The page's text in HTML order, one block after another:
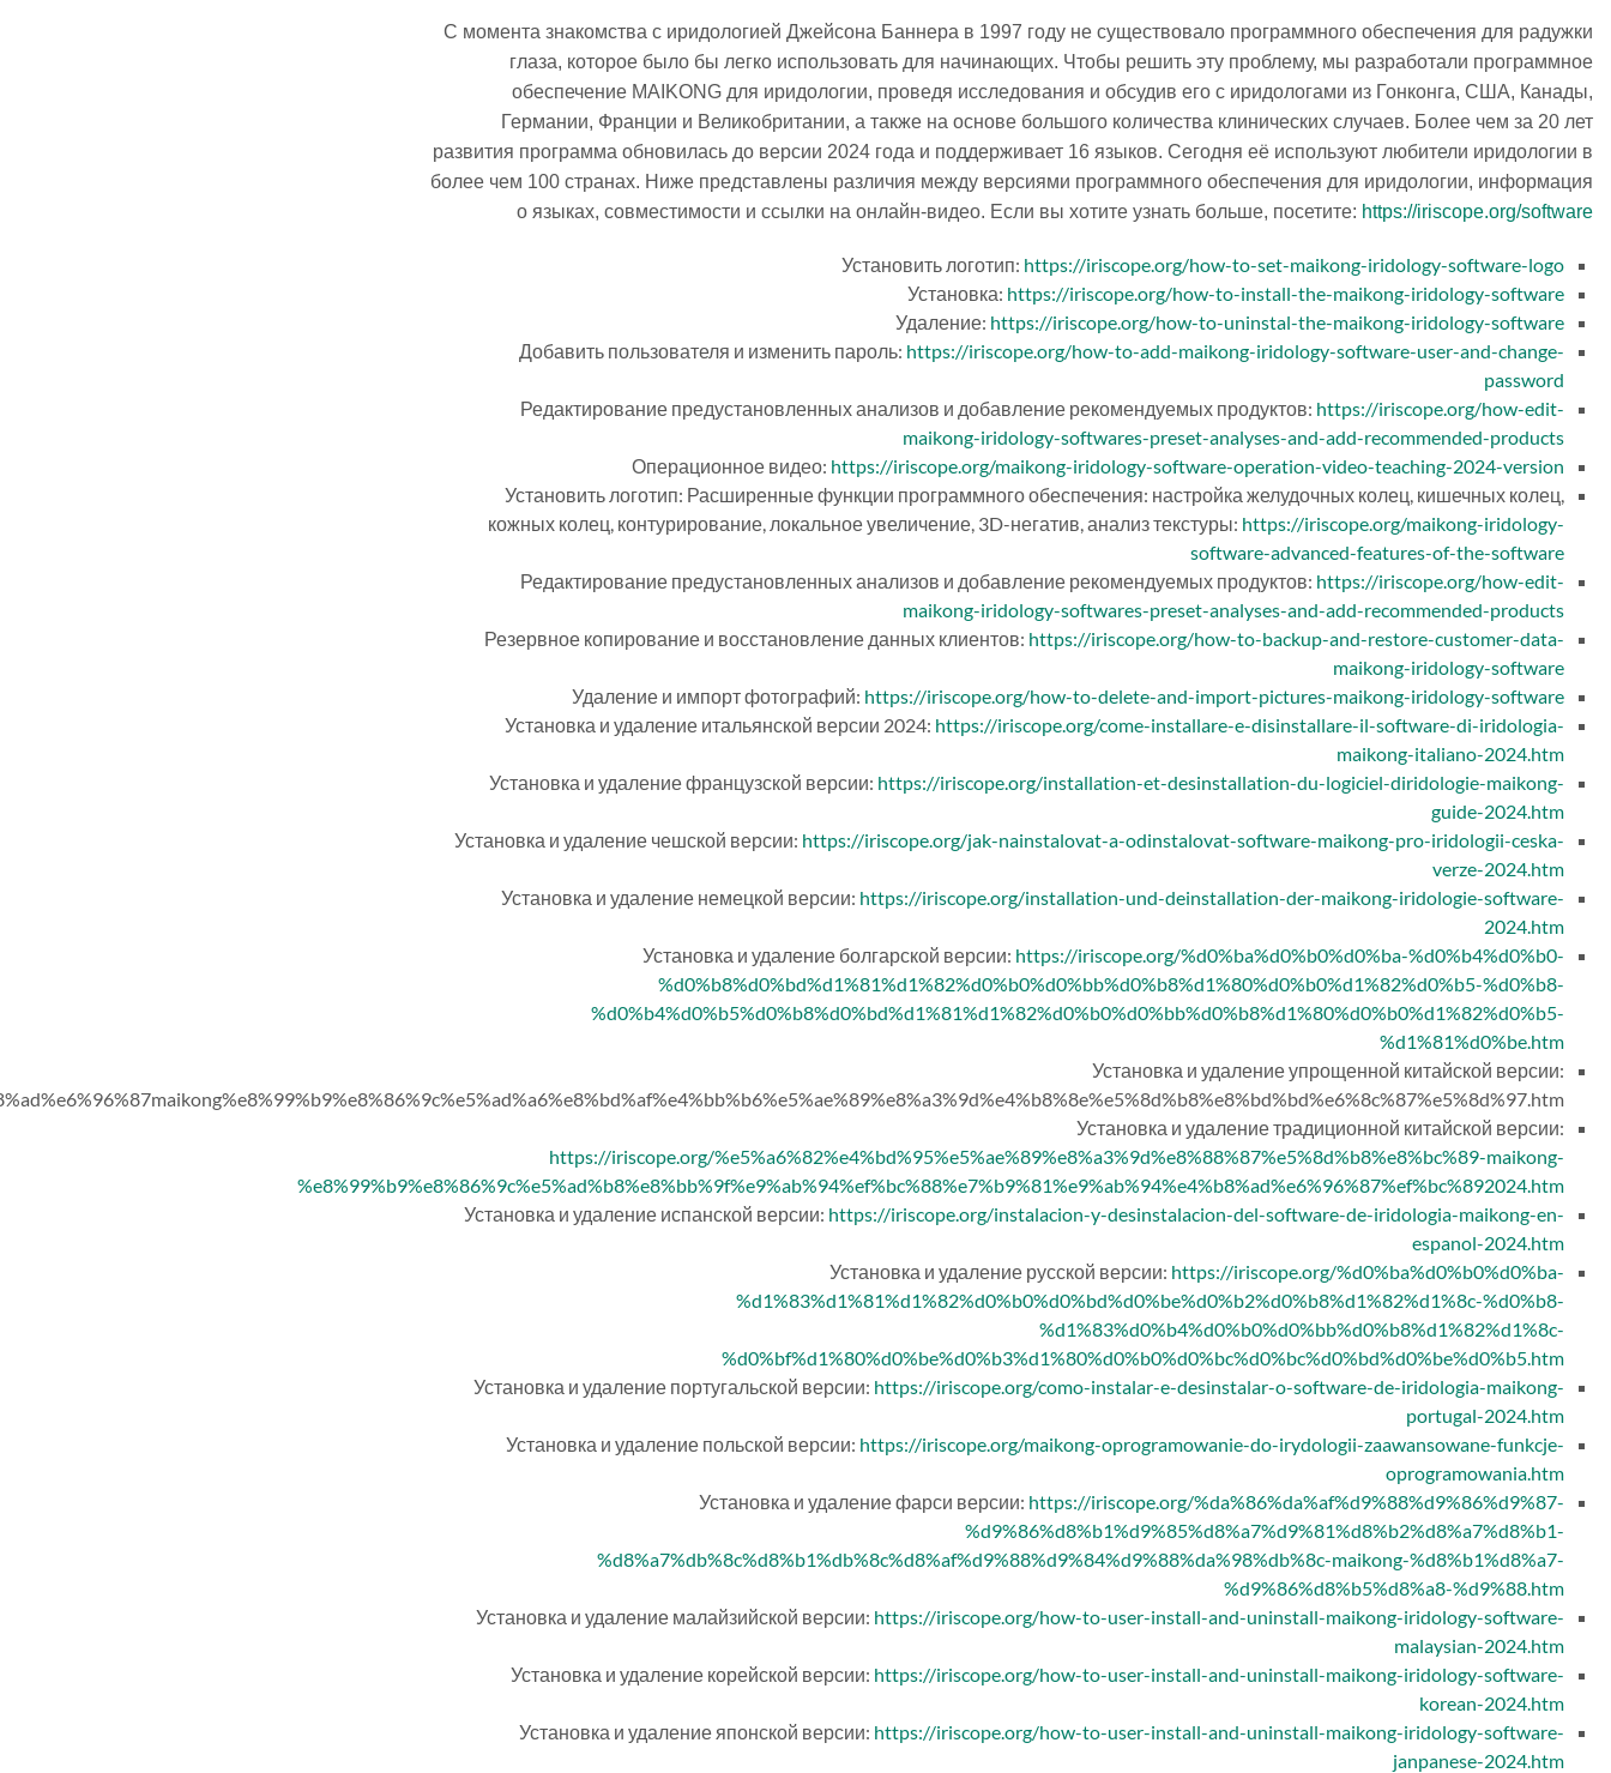
С момента знакомства с иридологией Джейсона Баннера в 1997 году не существовало программного обеспечения для радужки
глаза, которое было бы легко использовать для начинающих. Чтобы решить эту проблему, мы разработали программное
обеспечение MAIKONG для иридологии, проведя исследования и обсудив его с иридологами из Гонконга, США, Канады,
Германии, Франции и Великобритании, а также на основе большого количества клинических случаев. Более чем за 20 лет
развития программа обновилась до версии 2024 года и поддерживает 16 языков. Сегодня её используют любители иридологии в
более чем 100 странах. Ниже представлены различия между версиями программного обеспечения для иридологии, информация
о языках, совместимости и ссылки на онлайн-видео. Если вы хотите узнать больше, посетите: https://iriscope.org/software
Установить логотип: https://iriscope.org/how-to-set-maikong-iridology-software-logo
Установка: https://iriscope.org/how-to-install-the-maikong-iridology-software
Удаление: https://iriscope.org/how-to-uninstal-the-maikong-iridology-software
Добавить пользователя и изменить пароль: https://iriscope.org/how-to-add-maikong-iridology-software-user-and-change-
password
Редактирование предустановленных анализов и добавление рекомендуемых продуктов: https://iriscope.org/how-edit-
maikong-iridology-softwares-preset-analyses-and-add-recommended-products
Операционное видео: https://iriscope.org/maikong-iridology-software-operation-video-teaching-2024-version
Установить логотип: Расширенные функции программного обеспечения: настройка желудочных колец, кишечных колец,
кожных колец, контурирование, локальное увеличение, 3D-негатив, анализ текстуры: https://iriscope.org/maikong-iridology-
software-advanced-features-of-the-software
Редактирование предустановленных анализов и добавление рекомендуемых продуктов: https://iriscope.org/how-edit-
maikong-iridology-softwares-preset-analyses-and-add-recommended-products
Резервное копирование и восстановление данных клиентов: https://iriscope.org/how-to-backup-and-restore-customer-data-
maikong-iridology-software
Удаление и импорт фотографий: https://iriscope.org/how-to-delete-and-import-pictures-maikong-iridology-software
Установка и удаление итальянской версии 2024: https://iriscope.org/come-installare-e-disinstallare-il-software-di-iridologia-
maikong-italiano-2024.htm
Установка и удаление французской версии: https://iriscope.org/installation-et-desinstallation-du-logiciel-diridologie-maikong-
guide-2024.htm
Установка и удаление чешской версии: https://iriscope.org/jak-nainstalovat-a-odinstalovat-software-maikong-pro-iridologii-ceska-
verze-2024.htm
Установка и удаление немецкой версии: https://iriscope.org/installation-und-deinstallation-der-maikong-iridologie-software-
2024.htm
Установка и удаление болгарской версии: https://iriscope.org/%d0%ba%d0%b0%d0%ba-%d0%b4%d0%b0-
%d0%b8%d0%bd%d1%81%d1%82%d0%b0%d0%bb%d0%b8%d1%80%d0%b0%d1%82%d0%b5-%d0%b8-
%d0%b4%d0%b5%d0%b8%d0%bd%d1%81%d1%82%d0%b0%d0%bb%d0%b8%d1%80%d0%b0%d1%82%d0%b5-
%d1%81%d0%be.htm
Установка и удаление упрощенной китайской версии:
Установка и удаление традиционной китайской версии:
https://iriscope.org/%e5%a6%82%e4%bd%95%e5%ae%89%e8%a3%9d%e8%88%87%e5%8d%b8%e8%bc%89-maikong-
%e8%99%b9%e8%86%9c%e5%ad%b8%e8%bb%9f%e9%ab%94%ef%bc%88%e7%b9%81%e9%ab%94%e4%b8%ad%e6%96%87%ef%bc%892024.htm
Установка и удаление испанской версии: https://iriscope.org/instalacion-y-desinstalacion-del-software-de-iridologia-maikong-en-
espanol-2024.htm
Установка и удаление русской версии: https://iriscope.org/%d0%ba%d0%b0%d0%ba-
%d1%83%d1%81%d1%82%d0%b0%d0%bd%d0%be%d0%b2%d0%b8%d1%82%d1%8c-%d0%b8-
%d1%83%d0%b4%d0%b0%d0%bb%d0%b8%d1%82%d1%8c-
%d0%bf%d1%80%d0%be%d0%b3%d1%80%d0%b0%d0%bc%d0%bc%d0%bd%d0%be%d0%b5.htm
Установка и удаление португальской версии: https://iriscope.org/como-instalar-e-desinstalar-o-software-de-iridologia-maikong-
portugal-2024.htm
Установка и удаление польской версии: https://iriscope.org/maikong-oprogramowanie-do-irydologii-zaawansowane-funkcje-
oprogramowania.htm
Установка и удаление фарси версии: https://iriscope.org/%da%86%da%af%d9%88%d9%86%d9%87-
%d9%86%d8%b1%d9%85%d8%a7%d9%81%d8%b2%d8%a7%d8%b1-
%d8%a7%db%8c%d8%b1%db%8c%d8%af%d9%88%d9%84%d9%88%da%98%db%8c-maikong-%d8%b1%d8%a7-
%d9%86%d8%b5%d8%a8-%d9%88.htm
Установка и удаление малайзийской версии: https://iriscope.org/how-to-user-install-and-uninstall-maikong-iridology-software-
malaysian-2024.htm
Установка и удаление корейской версии: https://iriscope.org/how-to-user-install-and-uninstall-maikong-iridology-software-
korean-2024.htm
Установка и удаление японской версии: https://iriscope.org/how-to-user-install-and-uninstall-maikong-iridology-software-
janpanese-2024.htm